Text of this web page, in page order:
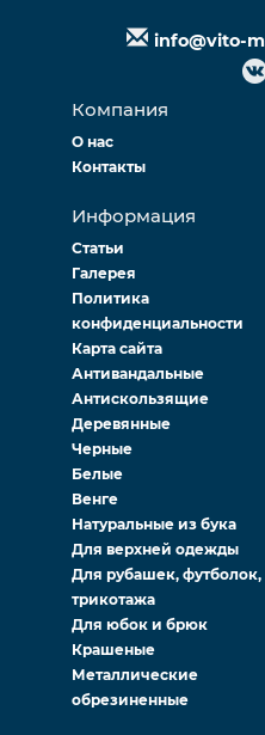
Компания
О нас
Контакты
Информация
Статьи
Галерея
Политика
конфиденциальности
Карта сайта
Антивандальные
Антискользящие
Деревянные
Черные
Белые
Венге
Натуральные из бука
Для верхней одежды
Для рубашек, футболок,
трикотажа
Для юбок и брюк
Крашеные
Металлические
обрезиненные
info@vito-